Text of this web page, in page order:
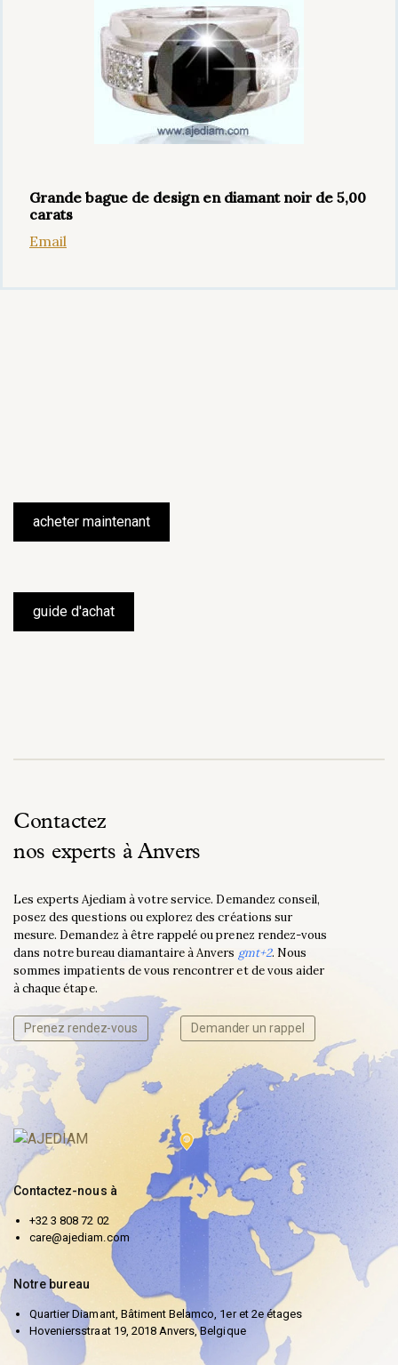
Grande bague de design en diamant noir de 5,00
carats
Email
acheter maintenant
guide d'achat
Contactez
nos experts à Anvers
Les experts Ajediam à votre service. Demandez conseil,
posez des questions ou explorez des créations sur
mesure. Demandez à être rappelé ou prenez rendez-vous
dans notre bureau diamantaire à Anvers gmt+2. Nous
sommes impatients de vous rencontrer et de vous aider
à chaque étape.
Prenez rendez-vous Demander un rappel
Contactez-nous à
+32 3 808 72 02
care@ajediam.com
Notre bureau
Quartier Diamant, Bâtiment Belamco, 1er et 2e étages
Hoveniersstraat 19, 2018 Anvers, Belgique